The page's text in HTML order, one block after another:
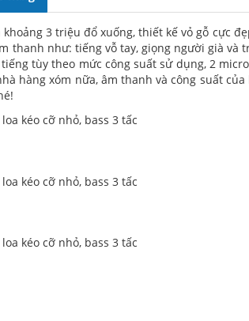
3 triệu đổ xuống, thiết kế vỏ gỗ cực
như: tiếng vỗ tay, giọng người già và
tùy theo mức công suất sử dụng, 2
hàng xóm nữa, âm thanh và công suất của